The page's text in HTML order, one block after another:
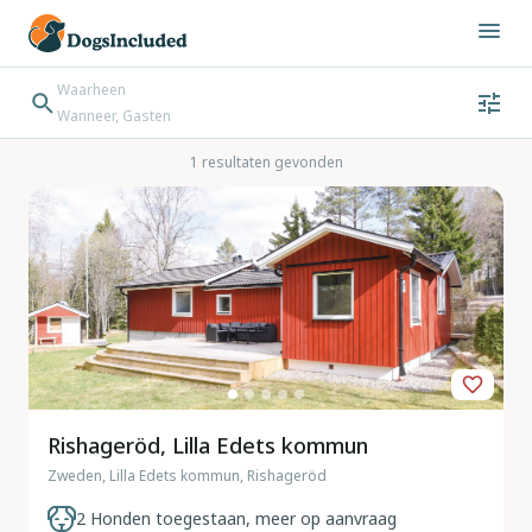
Waarheen
Wanneer, Gasten
Bestemming zoeken
Inchecken → Uitchecken1 resultaten gevonden
Rishageröd, Lilla Edets kommun
Zweden, Lilla Edets kommun, Rishageröd
2 Honden toegestaan, meer op aanvraag